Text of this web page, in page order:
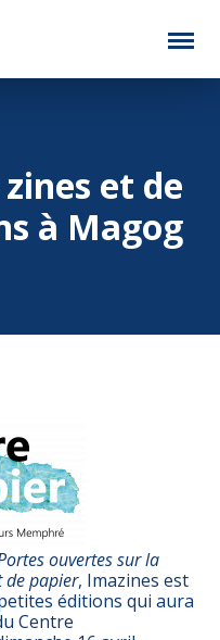
et de
à Magog
ouvertes sur la
de papier, Imazines est
éditions qui aura
Centre